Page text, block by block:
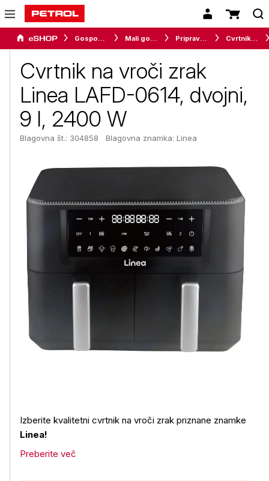
Gospodinjski aparati Mali gospodinjski aparati Priprava hrane Cvrtniki in friteze
Cvrtnik na vroči zrak
Linea LAFD-0614, dvojni,
9 l, 2400 W
Blagovna št.: 304858 Blagovna znamka: Linea
Izberite kvalitetni cvrtnik na vroči zrak priznane znamke
Linea!
Preberite več